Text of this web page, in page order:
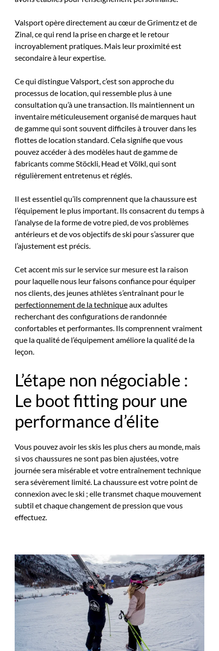
Valsport opère directement au cœur de Grimentz et de
Zinal, ce qui rend la prise en charge et le retour
incroyablement pratiques. Mais leur proximité est
secondaire à leur expertise.
Ce qui distingue Valsport, c’est son approche du
processus de location, qui ressemble plus à une
consultation qu’à une transaction. Ils maintiennent un
inventaire méticuleusement organisé de marques haut
de gamme qui sont souvent difficiles à trouver dans les
flottes de location standard. Cela signifie que vous
pouvez accéder à des modèles haut de gamme de
fabricants comme Stöckli, Head et Völkl, qui sont
régulièrement entretenus et réglés.
Il est essentiel qu’ils comprennent que la chaussure est
l’équipement le plus important. Ils consacrent du temps à
l’analyse de la forme de votre pied, de vos problèmes
antérieurs et de vos objectifs de ski pour s’assurer que
l’ajustement est précis.
Cet accent mis sur le service sur mesure est la raison
pour laquelle nous leur faisons confiance pour équiper
nos clients, des jeunes athlètes s’entraînant pour le
perfectionnement de la techniqueaux adultes
recherchant des configurations de randonnée
confortables et performantes. Ils comprennent vraiment
que la qualité de l’équipement améliore la qualité de la
leçon.
L’étape non négociable :
Le boot fitting pour une
performance d’élite
Vous pouvez avoir les skis les plus chers au monde, mais
si vos chaussures ne sont pas bien ajustées, votre
journée sera misérable et votre entraînement technique
sera sévèrement limité. La chaussure est votre point de
connexion avec le ski ; elle transmet chaque mouvement
subtil et chaque changement de pression que vous
effectuez.